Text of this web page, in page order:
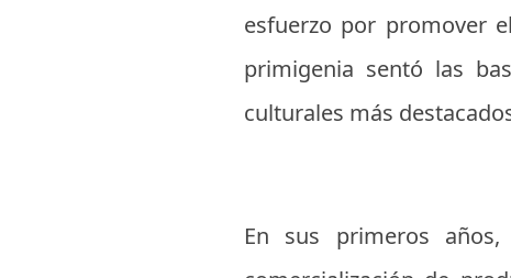
esfuerzo por promover
primigenia sentó las
culturales más
En sus primeros